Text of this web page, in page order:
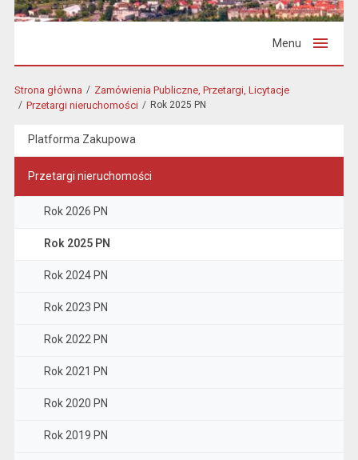
Menu
Strona główna
Zamówienia Publiczne, Przetargi, Licytacje
Przetargi nieruchomości
Rok 2025 PN
Platforma Zakupowa
Przetargi nieruchomości
Rok 2026 PN
Rok 2025 PN
Rok 2024 PN
Rok 2023 PN
Rok 2022 PN
Rok 2021 PN
Rok 2020 PN
Rok 2019 PN